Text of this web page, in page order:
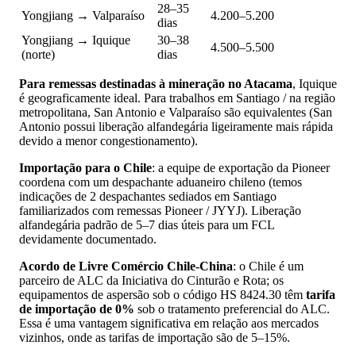
Yongjiang → Valparaíso
28–35
dias
4.200–5.200
Yongjiang → Iquique
(norte)
30–38
dias
4.500–5.500
Para remessas destinadas à mineração no Atacama, Iquique
é geograficamente ideal. Para trabalhos em Santiago / na região
metropolitana, San Antonio e Valparaíso são equivalentes (San
Antonio possui liberação alfandegária ligeiramente mais rápida
devido a menor congestionamento).
Importação para o Chile: a equipe de exportação da Pioneer
coordena com um despachante aduaneiro chileno (temos
indicações de 2 despachantes sediados em Santiago
familiarizados com remessas Pioneer / JYYJ). Liberação
alfandegária padrão de 5–7 dias úteis para um FCL
devidamente documentado.
Acordo de Livre Comércio Chile-China: o Chile é um
parceiro de ALC da Iniciativa do Cinturão e Rota; os
equipamentos de aspersão sob o código HS 8424.30 têm tarifa
de importação de 0% sob o tratamento preferencial do ALC.
Essa é uma vantagem significativa em relação aos mercados
vizinhos, onde as tarifas de importação são de 5–15%.